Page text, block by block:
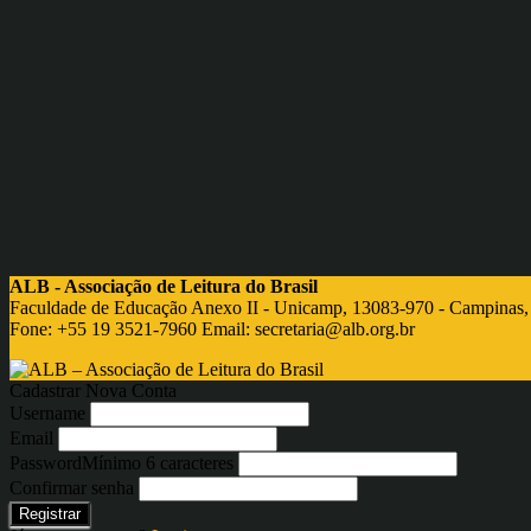
ALB - Associação de Leitura do Brasil
Faculdade de Educação Anexo II - Unicamp, 13083-970 - Campinas,
Fone: +55 19 3521-7960 Email: secretaria@alb.org.br
Cadastrar Nova Conta
Username
Email
PasswordMínimo 6 caracteres
Confirmar senha
Registrar